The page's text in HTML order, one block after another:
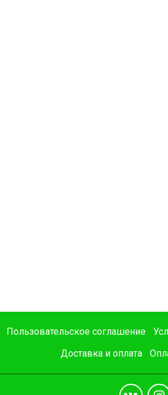
Пользовательское соглашение
Доставка и оплата